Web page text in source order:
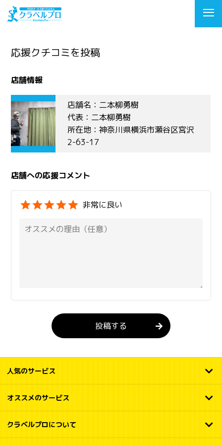
応援クチコミを投稿
店舗情報
店舗名：二本柳勇樹
代表：二本柳勇樹
所在地：神奈川県横浜市瀬谷区宮沢
2-63-17
店舗への応援コメント
非常に良い
投稿する
人気のサービス
オススメのサービス
クラベルプロについて